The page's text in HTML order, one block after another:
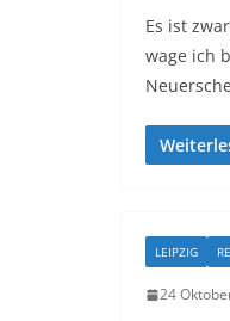
Es ist
wage ich
LEIPZIG
24